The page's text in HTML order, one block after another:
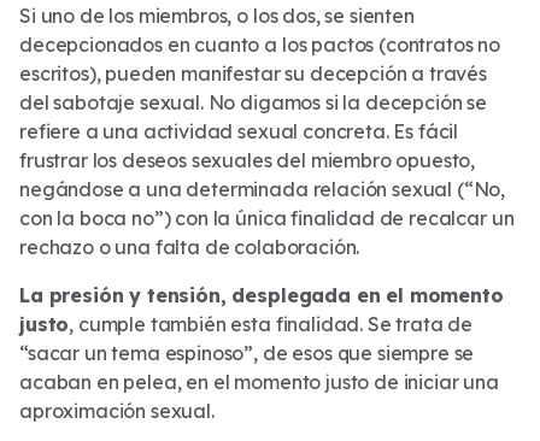
Si uno de los miembros, o los dos, se sienten
decepcionados en cuanto a los pactos (contratos no
escritos), pueden manifestar su decepción a través
del sabotaje sexual. No digamos si la decepción se
refiere a una actividad sexual concreta. Es fácil
frustrar los deseos sexuales del miembro opuesto,
negándose a una determinada relación sexual (“No,
con la boca no”) con la única finalidad de recalcar un
rechazo o una falta de colaboración.
La presión y tensión, desplegada en el momento
justo, cumple también esta finalidad. Se trata de
“sacar un tema espinoso”, de esos que siempre se
acaban en pelea, en el momento justo de iniciar una
aproximación sexual.